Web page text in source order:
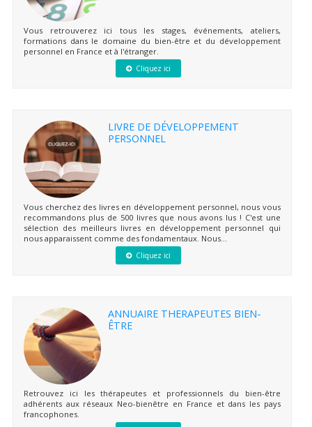
Vous retrouverez ici tous les stages, événements, ateliers,
formations dans le domaine du bien-être et du développement
personnel en France et à l'étranger.
Cliquez ici
LIVRE DE DÉVELOPPEMENT
PERSONNEL
Vous cherchez des livres en développement personnel, nous vous
recommandons plus de 500 livres que nous avons lus ! C'est une
sélection des meilleurs livres en développement personnel qui
nous apparaissent comme des fondamentaux. Nous...
Cliquez ici
ANNUAIRE THERAPEUTES BIEN-
ÊTRE
Retrouvez ici les thérapeutes et professionnels du bien-être
adhérents aux réseaux Neo-bienêtre en France et dans les pays
francophones.